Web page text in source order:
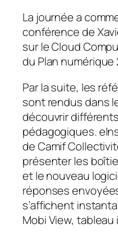
La journée a
conférence de
sur le Cloud
du Plan numérique
Par la suite, les
sont rendus dans
découvrir
pédagogiques.
de Camif
présenter les
et le nouveau
réponses
s’affichent
Mobi View,